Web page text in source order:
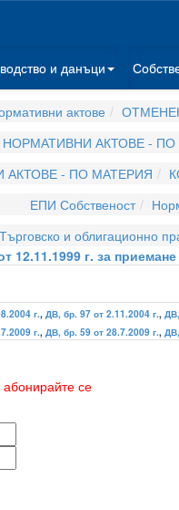
и данъци
актове
НОРМАТИВНИ АКТОВЕ -
АКТОВЕ - ПО МАТЕРИЯ
ЕПИ Собственост
и облигационно
12.11.1999 г. за
г., ДВ, бр. 97 от 2.11.2004 г.,
г., ДВ, бр. 59 от 28.7.2009 г.,
абонирайте се